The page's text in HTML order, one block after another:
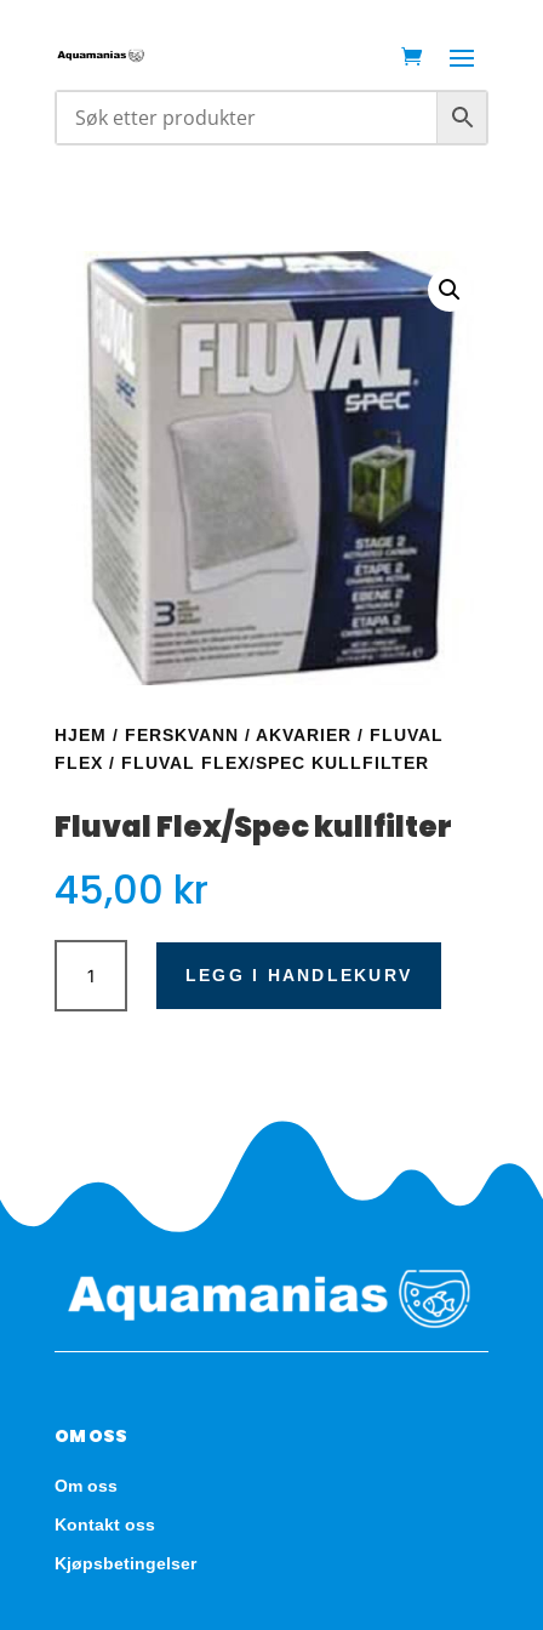
HJEM / FERSKVANN / AKVARIER / FLUVAL
FLEX / FLUVAL FLEX/SPEC KULLFILTER
Fluval Flex/Spec kullfilter
45,00 kr
Fluval
Flex/Spec
kullfilter
LEGG I HANDLEKURV
OM OSS
Om oss
Kontakt oss
Kjøpsbetingelser